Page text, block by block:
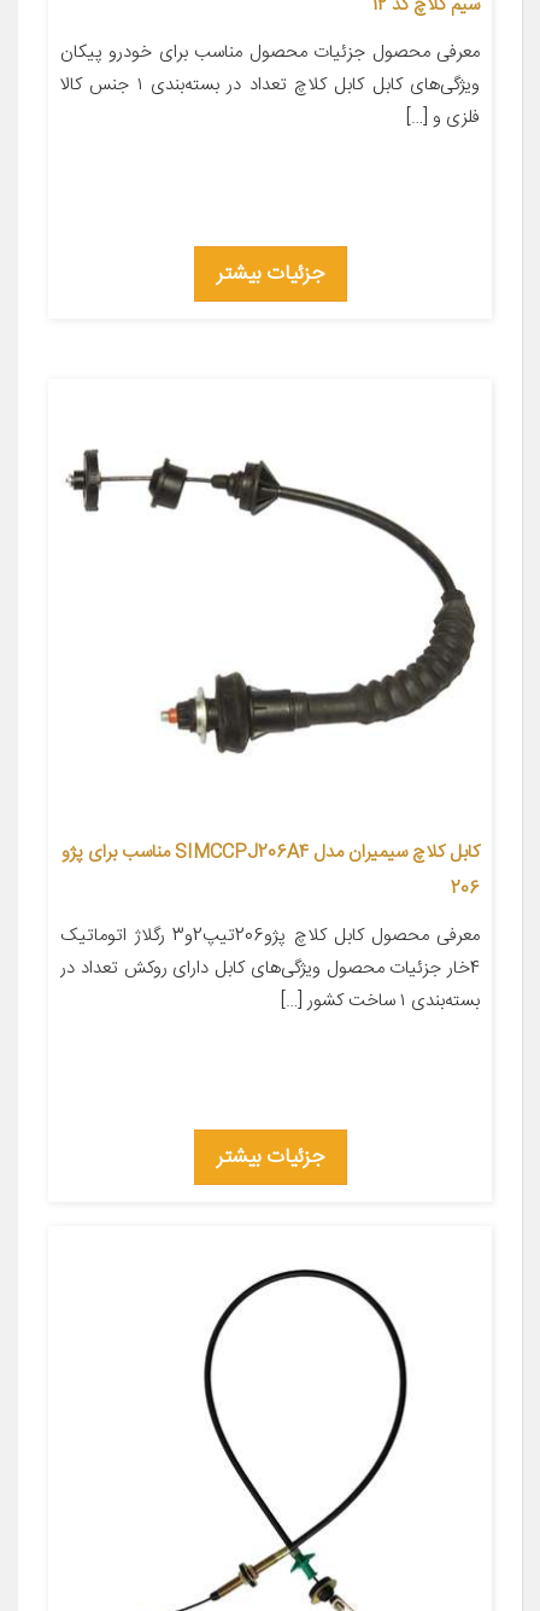
معرفی محصول جزئیات محصول مناسب برای خودرو پیکان
ویژگی‌های کابل کابل کلاچ تعداد در بسته‌بندی ۱ جنس کالا
فلزی و […]
جزئیات بیشتر
کابل کلاچ سیمیران مدل SIMCCPJ206A4 مناسب برای پژو
206
معرفی محصول کابل کلاچ پژو206تیپ2و3 رگلاژ اتوماتیک
4خار جزئیات محصول ویژگی‌های کابل دارای روکش تعداد در
بسته‌بندی ۱ ساخت کشور […]
جزئیات بیشتر